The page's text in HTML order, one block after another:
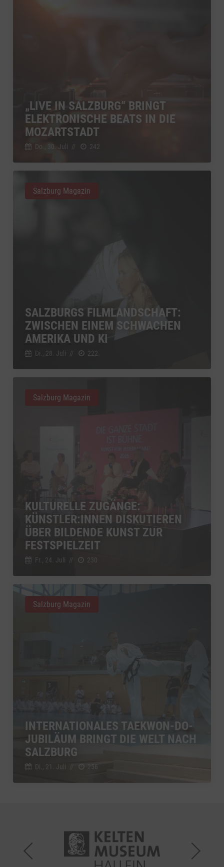
„LIVE IN SALZBURG“ BRINGT
ELEKTRONISCHE BEATS IN DIE
MOZARTSTADT
Do., 30. Juli // 242
SALZBURGS FILMLANDSCHAFT:
ZWISCHEN EINEM SCHWACHEN
AMERIKA UND KI
Di., 28. Juli // 222
Salzburg Magazin
KULTURELLE ZUGÄNGE:
KÜNSTLER:INNEN DISKUTIEREN
ÜBER BILDENDE KUNST ZUR
FESTSPIELZEIT
Fr., 24. Juli // 230
Salzburg Magazin
INTERNATIONALES TAEKWON-DO-
JUBILÄUM BRINGT DIE WELT NACH
SALZBURG
Di., 21. Juli // 256
Salzburg Magazin